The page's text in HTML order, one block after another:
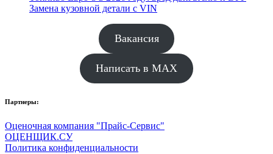
Замена кузовной детали с VIN
Вакансия
Написать в MAX
Партнеры:
Оценочная компания "Прайс-Сервис"
ОЦЕНЩИК.СУ
Политика конфиденциальности